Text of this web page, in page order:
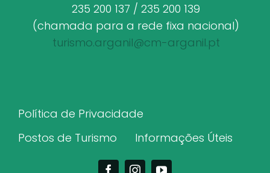
235 200 137 / 235 200 139
(chamada para a rede fixa nacional)
turismo.arganil@cm-arganil.pt
Política de Privacidade
Postos de Turismo
Informações Úteis